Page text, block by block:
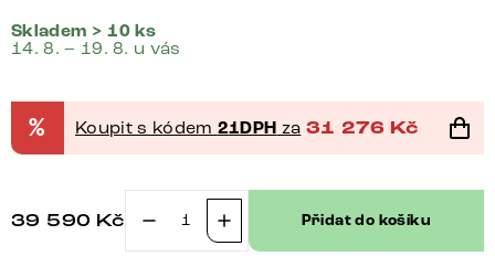
Skladem > 10 ks
14. 8. – 19. 8. u vás
% Koupit s kódem 21DPH za 31 276 Kč
39 590 Kč Přidat do košíku